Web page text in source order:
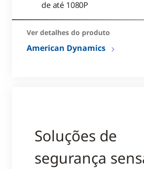
de até 1080P
Ver detalhes do produto
American Dynamics
Soluções de
segurança